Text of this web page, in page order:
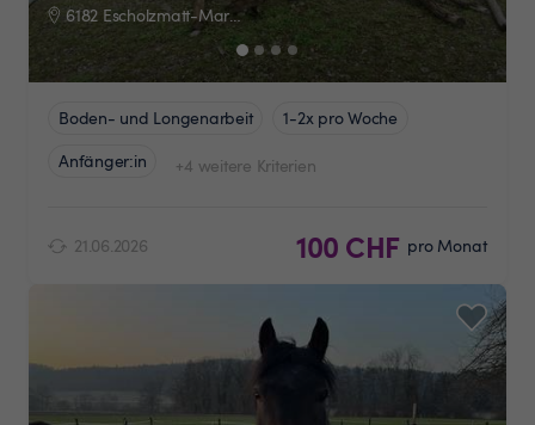
6182 Escholzmatt-Marbach
Boden- und Longenarbeit
1-2x pro Woche
Anfänger:in
+4 weitere Kriterien
21.06.2026 100 CHF pro Monat